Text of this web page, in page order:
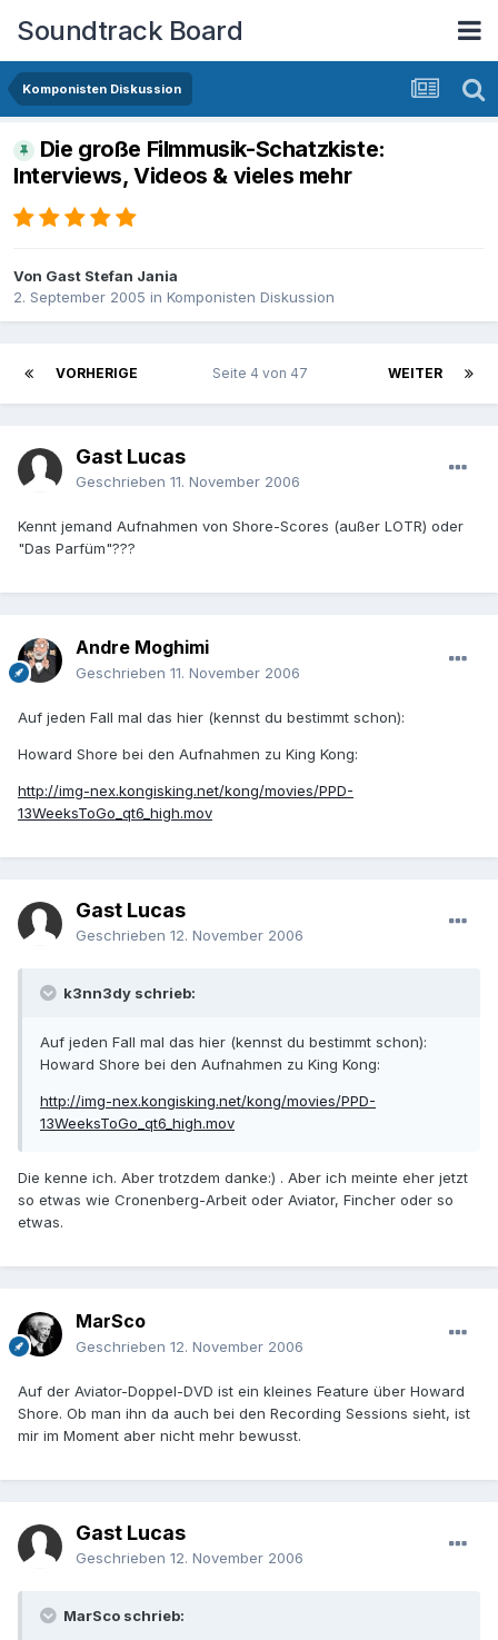
Soundtrack Board
Komponisten Diskussion
Die große Filmmusik-Schatzkiste:
Interviews, Videos & vieles mehr
Von Gast Stefan Jania
2. September 2005 in Komponisten Diskussion
VORHERIGE WEITER
Seite 4 von 47
Gast Lucas
Geschrieben 11. November 2006
Kennt jemand Aufnahmen von Shore-Scores (außer LOTR) oder
"Das Parfüm"???
Andre Moghimi
Geschrieben 11. November 2006
Auf jeden Fall mal das hier (kennst du bestimmt schon):
Howard Shore bei den Aufnahmen zu King Kong:
http://img-nex.kongisking.net/kong/movies/PPD-
13WeeksToGo_qt6_high.mov
Gast Lucas
Geschrieben 12. November 2006
k3nn3dy schrieb:
Auf jeden Fall mal das hier (kennst du bestimmt schon):
Howard Shore bei den Aufnahmen zu King Kong:
http://img-nex.kongisking.net/kong/movies/PPD-
13WeeksToGo_qt6_high.mov
Die kenne ich. Aber trotzdem danke:) . Aber ich meinte eher jetzt
so etwas wie Cronenberg-Arbeit oder Aviator, Fincher oder so
etwas.
MarSco
Geschrieben 12. November 2006
Auf der Aviator-Doppel-DVD ist ein kleines Feature über Howard
Shore. Ob man ihn da auch bei den Recording Sessions sieht, ist
mir im Moment aber nicht mehr bewusst.
Gast Lucas
Geschrieben 12. November 2006
MarSco schrieb: